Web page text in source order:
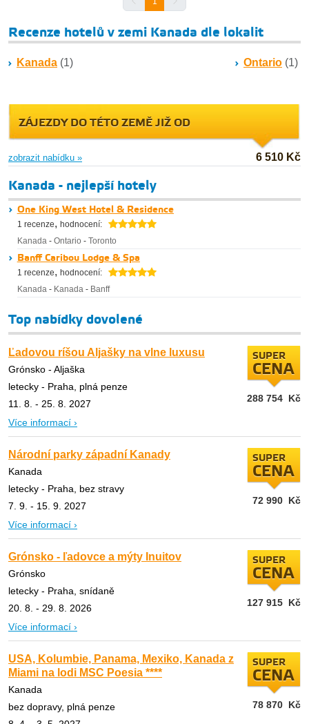
Recenze hotelů v zemi Kanada dle lokalit
Kanada (1) Ontario (1)
ZÁJEZDY DO TÉTO ZEMĚ JIŽ OD
zobrazit nabídku » 6 510 Kč
Kanada - nejlepší hotely
One King West Hotel & Residence
1 recenze, hodnocení:
Kanada - Ontario - Toronto
Banff Caribou Lodge & Spa
1 recenze, hodnocení:
Kanada - Kanada - Banff
Top nabídky dovolené
Ľadovou ríšou Aljašky na vlne luxusu
Grónsko - Aljaška
letecky - Praha, plná penze
11. 8. - 25. 8. 2027
Více informací ›
SUPER
CENA
288 754 Kč
Národní parky západní Kanady
Kanada
letecky - Praha, bez stravy
7. 9. - 15. 9. 2027
Více informací ›
SUPER
CENA
72 990 Kč
Grónsko - ľadovce a mýty Inuitov
Grónsko
letecky - Praha, snídaně
20. 8. - 29. 8. 2026
Více informací ›
SUPER
CENA
127 915 Kč
USA, Kolumbie, Panama, Mexiko, Kanada z
Miami na lodi MSC Poesia ****
Kanada
bez dopravy, plná penze
SUPER
CENA
78 870 Kč